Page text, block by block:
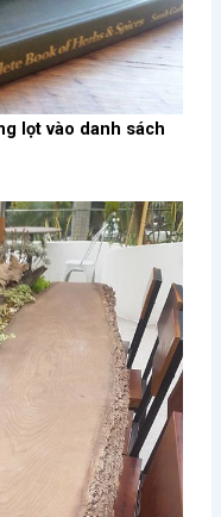
lọt vào danh sách